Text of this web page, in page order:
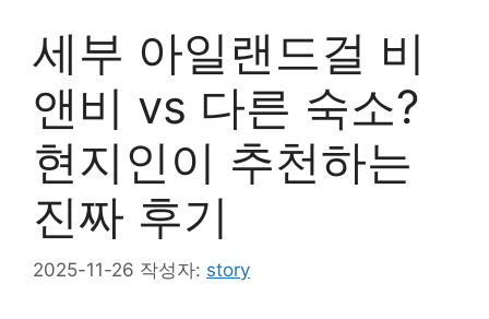
세부 아일랜드걸 비
앤비 vs 다른 숙소?
현지인이 추천하는
진짜 후기
2025-11-26 작성자: story